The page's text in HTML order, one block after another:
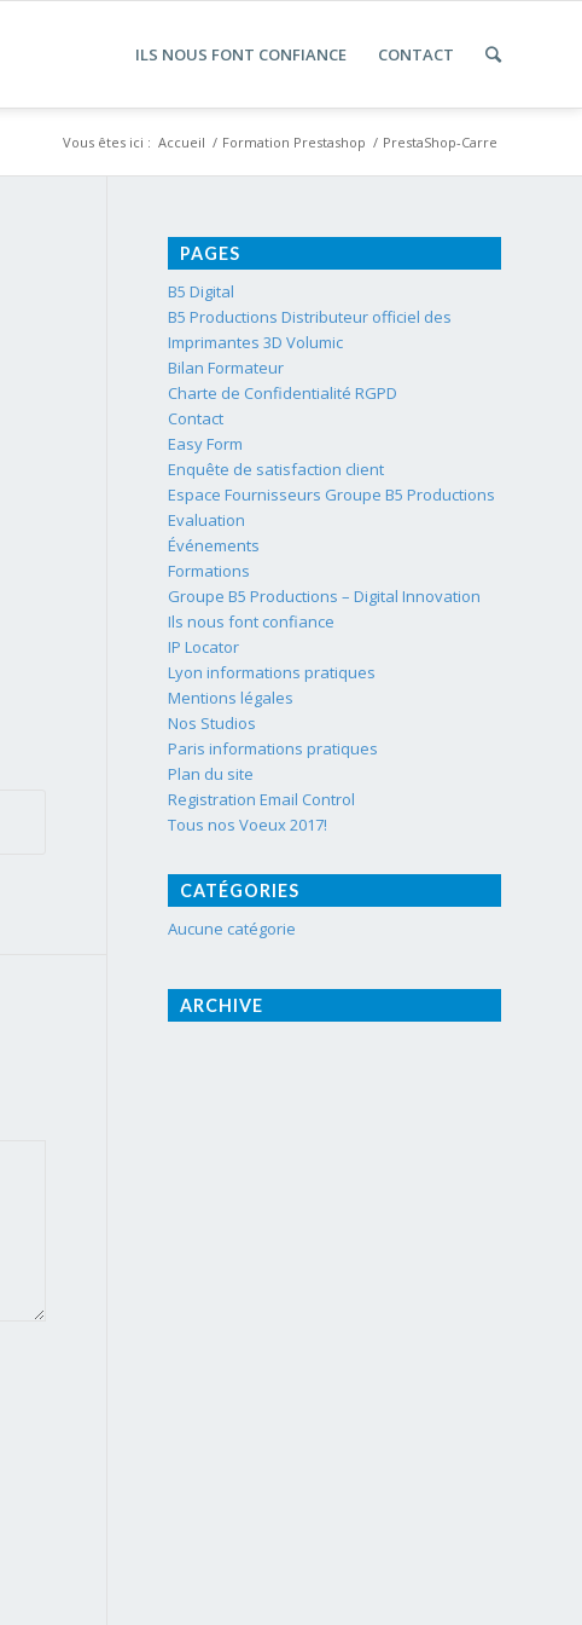
ILS NOUS FONT CONFIANCE CONTACT
Vous êtes ici : Accueil / Formation Prestashop / PrestaShop-Carre
PAGES
B5 Digital
B5 Productions Distributeur officiel des
Imprimantes 3D Volumic
Bilan Formateur
Charte de Confidentialité RGPD
Contact
Easy Form
Enquête de satisfaction client
Espace Fournisseurs Groupe B5 Productions
Evaluation
Événements
Formations
Groupe B5 Productions – Digital Innovation
Ils nous font confiance
IP Locator
Lyon informations pratiques
Mentions légales
Nos Studios
Paris informations pratiques
Plan du site
Registration Email Control
Tous nos Voeux 2017!
CATÉGORIES
Aucune catégorie
ARCHIVE